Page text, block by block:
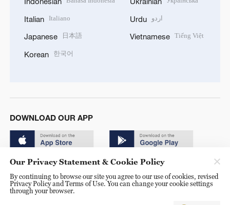
Italian Italiano
Japanese 日本語
Korean 한국어
Urdu اردو
Vietnamese Tiếng Việt
DOWNLOAD OUR APP
© China Radio International.CRI. All Rights Reserved. 16A
Our Privacy Statement & Cookie Policy
By continuing to browse our site you agree to our use of cookies, revised
Privacy Policy and Terms of Use. You can change your cookie settings
through your browser.